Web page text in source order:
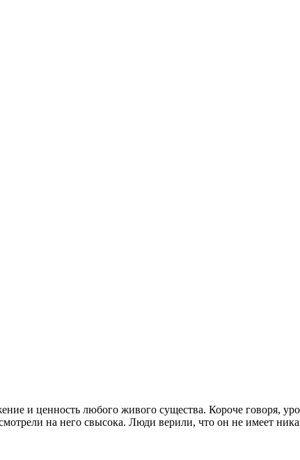
и ценность любого живого существа. Короче говоря,
на него свысока. Люди верили, что он не имеет